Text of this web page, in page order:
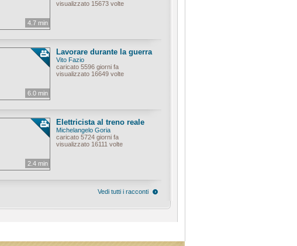
4.7 min
visualizzato 15673 volte
6.0 min
Lavorare durante la guerra
Vito Fazio
caricato 5596 giorni fa
visualizzato 16649 volte
2.4 min
Elettricista al treno reale
Michelangelo Goria
caricato 5724 giorni fa
visualizzato 16111 volte
Vedi tutti i racconti